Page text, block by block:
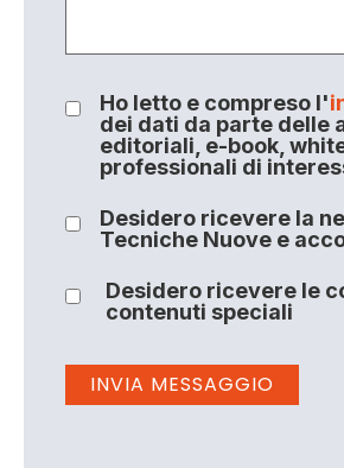
Ho letto e compreso l'
dei dati da parte delle
editoriali, e-book,
professionali di
Desidero ricevere la
Tecniche Nuove e
Desidero ricevere le
contenuti speciali